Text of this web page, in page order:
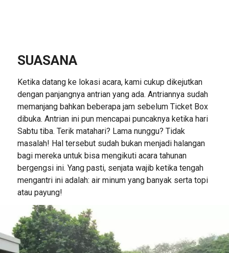
SUASANA
Ketika datang ke lokasi acara, kami cukup dikejutkan
dengan panjangnya antrian yang ada. Antriannya sudah
memanjang bahkan beberapa jam sebelum Ticket Box
dibuka. Antrian ini pun mencapai puncaknya ketika hari
Sabtu tiba. Terik matahari? Lama nunggu? Tidak
masalah! Hal tersebut sudah bukan menjadi halangan
bagi mereka untuk bisa mengikuti acara tahunan
bergengsi ini. Yang pasti, senjata wajib ketika tengah
mengantri ini adalah: air minum yang banyak serta topi
atau payung!